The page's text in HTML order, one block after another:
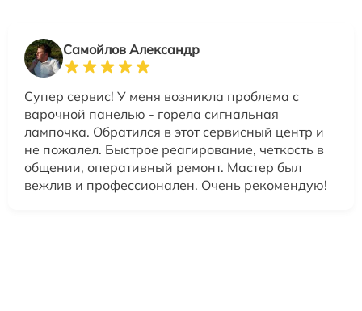
Самойлов Александр
Супер сервис! У меня возникла проблема с
варочной панелью - горела сигнальная
лампочка. Обратился в этот сервисный центр и
не пожалел. Быстрое реагирование, четкость в
общении, оперативный ремонт. Мастер был
вежлив и профессионален. Очень рекомендую!